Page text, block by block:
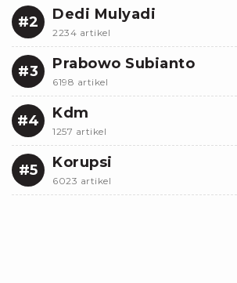
#2 Dedi Mulyadi
2234 artikel
#3 Prabowo Subianto
6198 artikel
#4 Kdm
1257 artikel
#5 Korupsi
6023 artikel